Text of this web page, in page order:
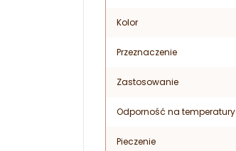
Kolor
Przeznaczenie
Zastosowanie
Odporność na temperatury
Pieczenie